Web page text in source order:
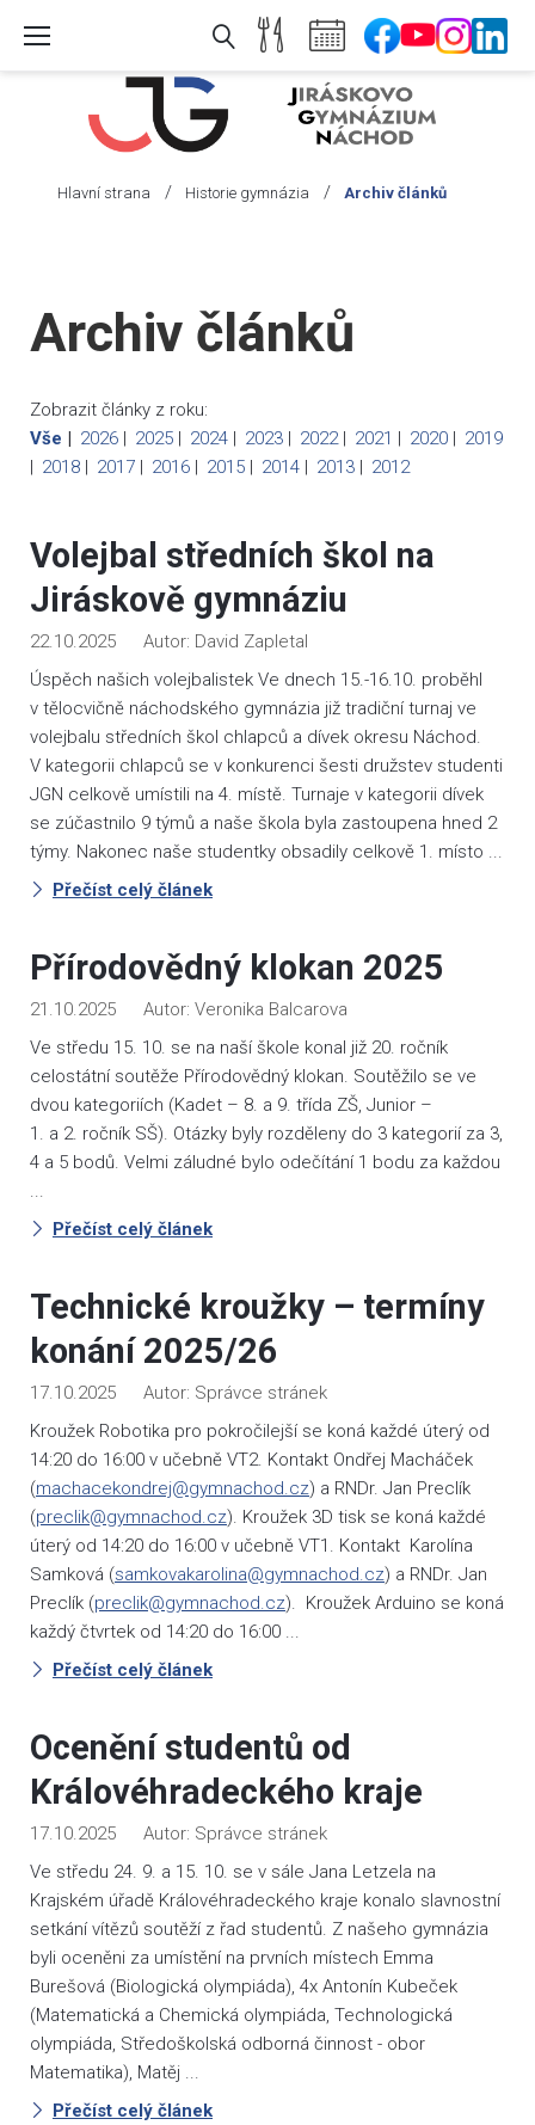
Hlavní strana / Historie gymnázia / Archiv článků
Archiv článků
Zobrazit články z roku:
Vše
2026 2025 2024 2023 2022 2021 2020
2019
2018
2017 2016 2015 2014 2013 2012
Volejbal středních škol na
Jiráskově gymnáziu
22.10.2025
David Zapletal
Úspěch našich volejbalistek Ve dnech 15.-16.10. proběhl
v tělocvičně náchodského gymnázia již tradiční turnaj ve
volejbalu středních škol chlapců a dívek okresu Náchod.
V kategorii chlapců se v konkurenci šesti družstev studenti
JGN celkově umístili na 4. místě. Turnaje v kategorii dívek
se zúčastnilo 9 týmů a naše škola byla zastoupena hned 2
týmy. Nakonec naše studentky obsadily celkově 1. místo ...
Přečíst celý článek
Přírodovědný klokan 2025
21.10.2025
Veronika Balcarova
Ve středu 15. 10. se na naší škole konal již 20. ročník
celostátní soutěže Přírodovědný klokan. Soutěžilo se ve
dvou kategoriích (Kadet – 8. a 9. třída ZŠ, Junior –
1. a 2. ročník SŠ). Otázky byly rozděleny do 3 kategorií za 3,
4 a 5 bodů. Velmi záludné bylo odečítání 1 bodu za každou
...
Přečíst celý článek
Technické kroužky – termíny
konání 2025/26
17.10.2025
Správce stránek
Kroužek Robotika pro pokročilejší se koná každé úterý od
14:20 do 16:00 v učebně VT2. Kontakt Ondřej Macháček
(machacekondrej@gymnachod.cz) a RNDr. Jan Preclík
(preclik@gymnachod.cz). Kroužek 3D tisk se koná každé
úterý od 14:20 do 16:00 v učebně VT1. Kontakt Karolína
Samková (samkovakarolina@gymnachod.cz) a RNDr. Jan
Preclík (preclik@gymnachod.cz). Kroužek Arduino se koná
každý čtvrtek od 14:20 do 16:00 ...
Přečíst celý článek
Ocenění studentů od
Královéhradeckého kraje
17.10.2025
Správce stránek
Ve středu 24. 9. a 15. 10. se v sále Jana Letzela na
Krajském úřadě Královéhradeckého kraje konalo slavnostní
setkání vítězů soutěží z řad studentů. Z našeho gymnázia
byli oceněni za umístění na prvních místech Emma
Burešová (Biologická olympiáda), 4x Antonín Kubeček
(Matematická a Chemická olympiáda, Technologická
olympiáda, Středoškolská odborná činnost - obor
Matematika), Matěj ...
Přečíst celý článek